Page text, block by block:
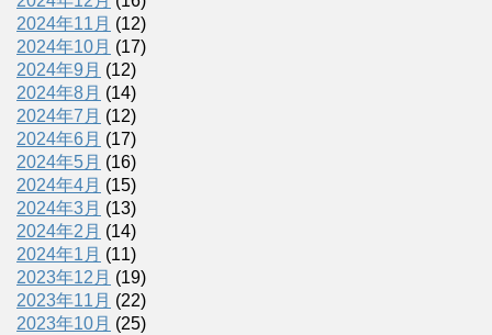
2024年11月 (12)
2024年10月 (17)
2024年9月 (12)
2024年8月 (14)
2024年7月 (12)
2024年6月 (17)
2024年5月 (16)
2024年4月 (15)
2024年3月 (13)
2024年2月 (14)
2024年1月 (11)
2023年12月 (19)
2023年11月 (22)
2023年10月 (25)